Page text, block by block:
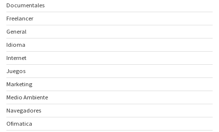
Documentales
Freelancer
General
Idioma
Internet
Juegos
Marketing
Medio Ambiente
Navegadores
Ofimatica